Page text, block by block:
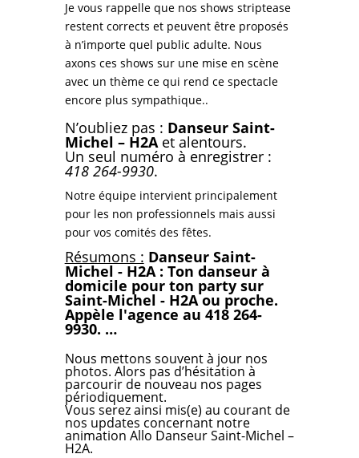
Je vous rappelle que nos shows striptease
restent corrects et peuvent être proposés
à n’importe quel public adulte. Nous
axons ces shows sur une mise en scène
avec un thème ce qui rend ce spectacle
encore plus sympathique..
N’oubliez pas : Danseur Saint-
Michel – H2Aet alentours.
Un seul numéro à enregistrer :
418 264-9930.
Notre équipe intervient principalement
pour les non professionnels mais aussi
pour vos comités des fêtes.
Résumons : Danseur Saint-
Michel - H2A : Ton danseur à
domicile pour ton party sur
Saint-Michel - H2A ou proche.
Appèle l'agence au 418 264-
9930. …
Nous mettons souvent à jour nos
photos. Alors pas d’hésitation à
parcourir de nouveau nos pages
périodiquement.
Vous serez ainsi mis(e) au courant de
nos updates concernant notre
animation Allo Danseur Saint-Michel –
H2A.